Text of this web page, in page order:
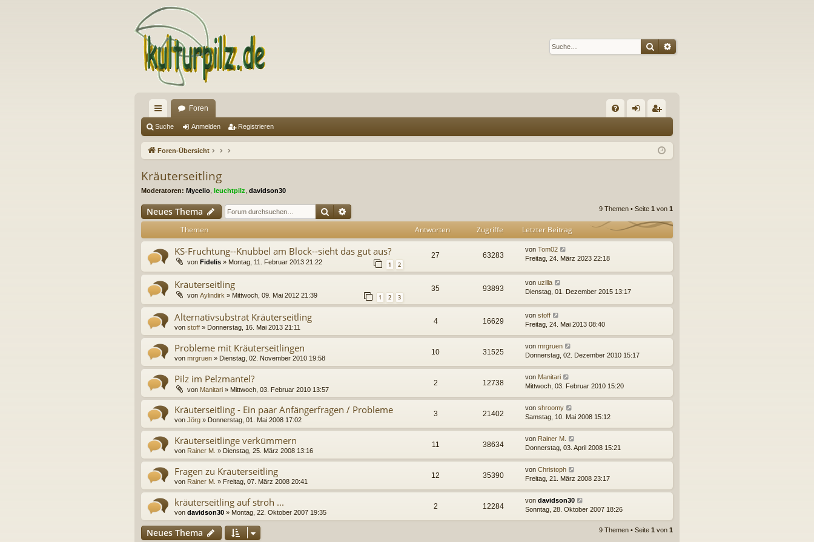
SucheErweiterte Suche
ch
ne
ug
Foren
Q m ist
Suche Anmelden Registrieren
Foren-Übersicht
Kräuterseitling
Moderatoren: Mycelio leuchtpilz davidson30
Neues Thema Suche 9 Themen • Seite 1 von 1
Themen Antworten Zugriffe Letzter Beitrag
KS-Fruchtung--Knubbel am Block--sieht das gut aus?
von Fidelis » Montag, 11. Februar 2013 21:22 1 2
27 63283
von Tom02
Freitag, 24. März 2023 22:18
Kräuterseitling
von Aylindirk » Mittwoch, 09. Mai 2012 21:39 1 2 3
35 93893
von uzilla
Dienstag, 01. Dezember 2015 13:17
Alternativsubstrat Kräuterseitling
von stoff » Donnerstag, 16. Mai 2013 21:11
4 16629
von stoff
Freitag, 24. Mai 2013 08:40
Probleme mit Kräuterseitlingen
von mrgruen » Dienstag, 02. November 2010 19:58
10 31525
von mrgruen
Donnerstag, 02. Dezember 2010 15:17
Pilz im Pelzmantel?
von Manitari » Mittwoch, 03. Februar 2010 13:57
2 12738
von Manitari
Mittwoch, 03. Februar 2010 15:20
Kräuterseitling - Ein paar Anfängerfragen / Probleme
von Jörg » Donnerstag, 01. Mai 2008 17:02
3 21402
von shroomy
Samstag, 10. Mai 2008 15:12
Kräuterseitlinge verkümmern
von Rainer M. » Dienstag, 25. März 2008 13:16
11 38634
von Rainer M.
Donnerstag, 03. April 2008 15:21
Fragen zu Kräuterseitling
von Rainer M. » Freitag, 07. März 2008 20:41
12 35390
von Christoph
Freitag, 21. März 2008 23:17
kräuterseitling auf stroh ...
von davidson30 » Montag, 22. Oktober 2007 19:35
2 12284
von davidson30
Sonntag, 28. Oktober 2007 18:26
Neues Thema 9 Themen • Seite 1 von 1